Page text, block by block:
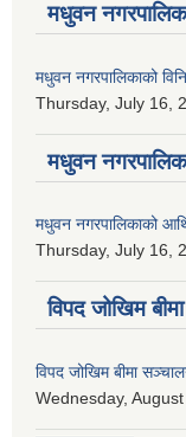
मधुवन
मधुवन नगरपालिकाको
Thursday, July 16,
मधुवन
मधुवन नगरपालिकाको
Thursday, July 16,
विपद जोखिम
विपद जोखिम बीमा
Wednesday,